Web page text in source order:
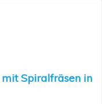
Spiralfräsen in